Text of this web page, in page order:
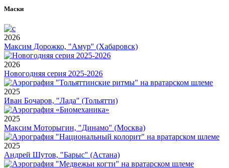
Маски
2026
Максим Дорожко, "Амур" (Хабаровск)
2026
Новогодняя серия 2025-2026
2025
Иван Бочаров, "Лада" (Тольятти)
2025
Максим Моторыгин, "Динамо" (Москва)
2025
Андрей Шутов, "Барыс" (Астана)